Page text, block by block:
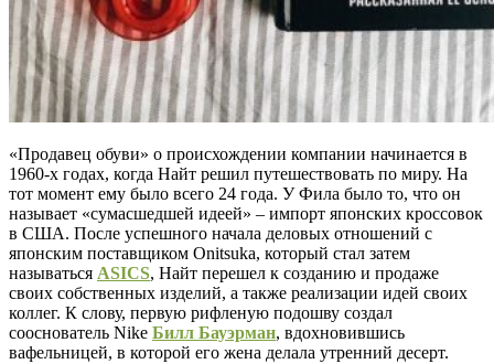
«Продавец обуви» о происхождении компании начинается в
1960-х годах, когда Найт решил путешествовать по миру. На
тот момент ему было всего 24 года. У Фила было то, что он
называет «сумасшедшей идеей» – импорт японских кроссовок
в США. После успешного начала деловых отношений с
японским поставщиком Onitsuka, который стал затем
называться ASICS, Найт перешел к созданию и продаже
своих собственных изделий, а также реализации идей своих
коллег. К слову, первую рифленую подошву создал
сооснователь Nike Билл Бауэрман, вдохновившись
вафельницей, в которой его жена делала утренний десерт.